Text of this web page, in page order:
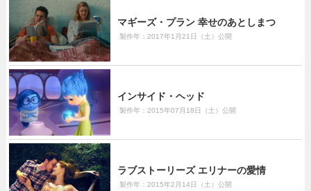
マギーズ・プラン 幸せのあとしまつ
製作年：2017年1月21日（土）公開
インサイド・ヘッド
製作年：2015年07月18日（土）公開
ラブストーリーズ エリナーの愛情
製作年：2015年2月14日（土）公開